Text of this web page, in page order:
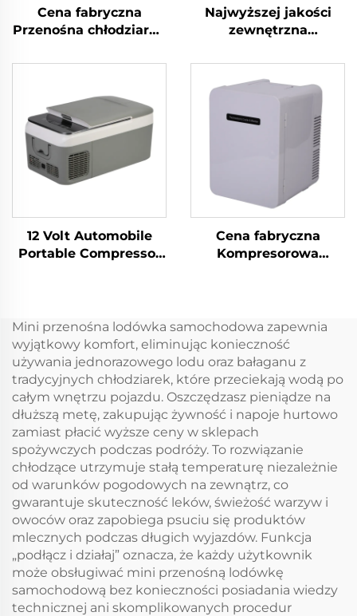
Cena fabryczna
Przenośna chłodziarka
Lodówka
Chłodziarka
samochodowa 30L
Najwyższej jakości
zewnętrzna
przyczepa
kempingowa
podróżna piknikowa
samochód i dom
zastosowania lodówka
samochodowa
lodówka zamrażarka
chłodziarka box 35L
12 Volt Automobile
Portable Compressor
Lodówka
Samochodowa
Cena fabryczna
Kompresorowa
Lodówki
samochodowe
Lodówka Frzzers
Mini przenośna lodówka samochodowa zapewnia
wyjątkowy komfort, eliminując konieczność
używania jednorazowego lodu oraz bałaganu z
tradycyjnych chłodziarek, które przeciekają wodą po
całym wnętrzu pojazdu. Oszczędzasz pieniądze na
dłuższą metę, zakupując żywność i napoje hurtowo
zamiast płacić wyższe ceny w sklepach
spożywczych podczas podróży. To rozwiązanie
chłodzące utrzymuje stałą temperaturę niezależnie
od warunków pogodowych na zewnątrz, co
gwarantuje skuteczność leków, świeżość warzyw i
owoców oraz zapobiega psuciu się produktów
mlecznych podczas długich wyjazdów. Funkcja
„podłącz i działaj” oznacza, że każdy użytkownik
może obsługiwać mini przenośną lodówkę
samochodową bez konieczności posiadania wiedzy
technicznej ani skomplikowanych procedur